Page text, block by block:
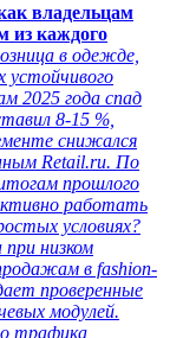
владельцам
из каждого
в одежде,
устойчивого
2025 года спад
8-15 %,
снижался
Retail.ru. По
прошлого
работать
условиях?
низком
в fashion-
проверенные
модулей.
трафика